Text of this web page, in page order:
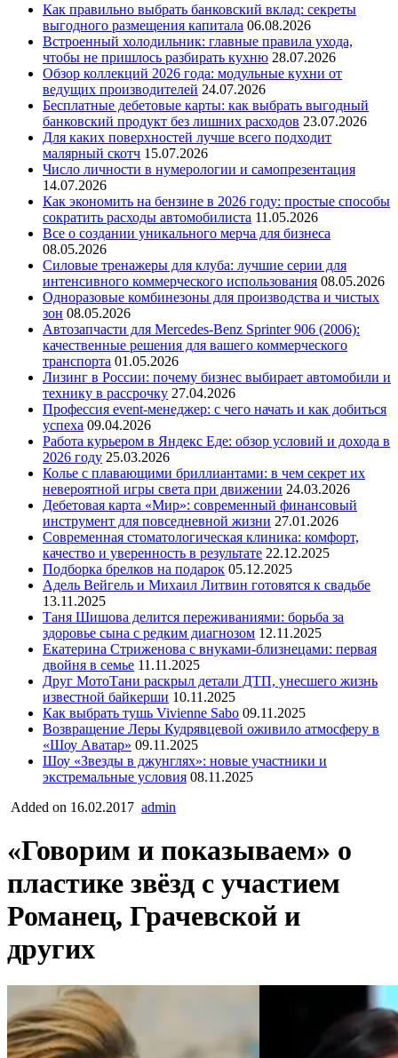
Как правильно выбрать банковский вклад: секреты
выгодного размещения капитала 06.08.2026
Встроенный холодильник: главные правила ухода,
чтобы не пришлось разбирать кухню 28.07.2026
Обзор коллекций 2026 года: модульные кухни от
ведущих производителей 24.07.2026
Бесплатные дебетовые карты: как выбрать выгодный
банковский продукт без лишних расходов 23.07.2026
Для каких поверхностей лучше всего подходит
малярный скотч 15.07.2026
Число личности в нумерологии и самопрезентация
14.07.2026
Как экономить на бензине в 2026 году: простые способы
сократить расходы автомобилиста 11.05.2026
Все о создании уникального мерча для бизнеса
08.05.2026
Силовые тренажеры для клуба: лучшие серии для
интенсивного коммерческого использования 08.05.2026
Одноразовые комбинезоны для производства и чистых
зон 08.05.2026
Автозапчасти для Mercedes-Benz Sprinter 906 (2006):
качественные решения для вашего коммерческого
транспорта 01.05.2026
Лизинг в России: почему бизнес выбирает автомобили и
технику в рассрочку 27.04.2026
Профессия event-менеджер: с чего начать и как добиться
успеха 09.04.2026
Работа курьером в Яндекс Еде: обзор условий и дохода в
2026 году 25.03.2026
Колье с плавающими бриллиантами: в чем секрет их
невероятной игры света при движении 24.03.2026
Дебетовая карта «Мир»: современный финансовый
инструмент для повседневной жизни 27.01.2026
Современная стоматологическая клиника: комфорт,
качество и уверенность в результате 22.12.2025
Подборка брелков на подарок 05.12.2025
Адель Вейгель и Михаил Литвин готовятся к свадьбе
13.11.2025
Таня Шишова делится переживаниями: борьба за
здоровье сына с редким диагнозом 12.11.2025
Екатерина Стриженова с внуками-близнецами: первая
двойня в семье 11.11.2025
Друг МотоТани раскрыл детали ДТП, унесшего жизнь
известной байкерши 10.11.2025
Как выбрать тушь Vivienne Sabo 09.11.2025
Возвращение Леры Кудрявцевой оживило атмосферу в
«Шоу Аватар» 09.11.2025
Шоу «Звезды в джунглях»: новые участники и
экстремальные условия 08.11.2025
Added on 16.02.2017 admin
«Говорим и показываем» о
пластике звёзд с участием
Романец, Грачевской и
других